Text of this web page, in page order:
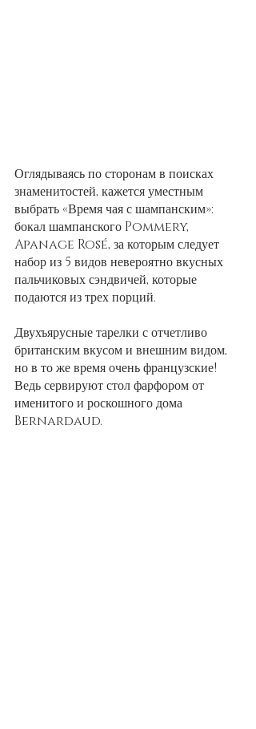
Оглядываясь по сторонам в поисках
знаменитостей, кажется уместным
выбрать «Время чая с шампанским»:
бокал шампанского Pommery,
Apanage Rosé, за которым следует
набор из 5 видов невероятно вкусных
пальчиковых сэндвичей, которые
подаются из трех порций.
Двухъярусные тарелки с отчетливо
британским вкусом и внешним видом,
но в то же время очень французские!
Ведь сервируют стол фарфором от
именитого и роскошного дома
Bernardaud.